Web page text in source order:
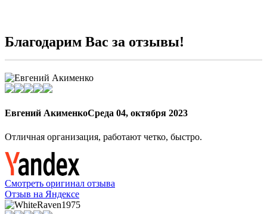
Благодарим Вас за отзывы!
Евгений АкименкоСреда 04, октября 2023
Отличная организация, работают четко, быстро.
Смотреть оригинал отзыва
Отзыв на Яндексе